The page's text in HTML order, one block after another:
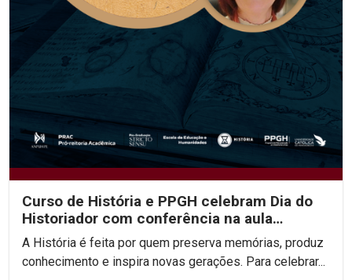
Curso de História e PPGH celebram Dia do
Historiador com conferência na aula
inaugural do semestre
A História é feita por quem preserva memórias, produz
conhecimento e inspira novas gerações. Para celebrar...